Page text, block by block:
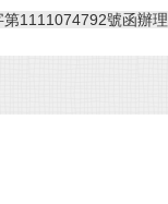
1111074792號函辦